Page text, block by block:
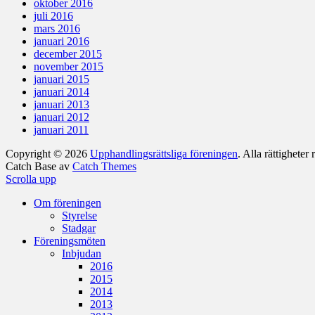
oktober 2016
juli 2016
mars 2016
januari 2016
december 2015
november 2015
januari 2015
januari 2014
januari 2013
januari 2012
januari 2011
Copyright © 2026 Upphandlingsrättsliga föreningen. Alla rättigheter
Catch Base av Catch Themes
Scrolla upp
Om föreningen
Styrelse
Stadgar
Föreningsmöten
Inbjudan
2016
2015
2014
2013